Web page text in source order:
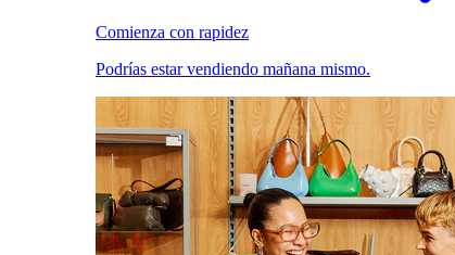
Comienza con rapidez
Podrías estar vendiendo mañana mismo.